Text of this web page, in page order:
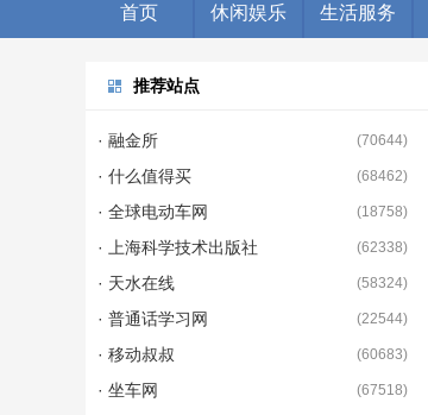
首页 休闲娱乐 生活服务
推荐站点
· 融金所 (70644)
· 什么值得买 (68462)
· 全球电动车网 (18758)
· 上海科学技术出版社 (62338)
· 天水在线 (58324)
· 普通话学习网 (22544)
· 移动叔叔 (60683)
· 坐车网 (67518)